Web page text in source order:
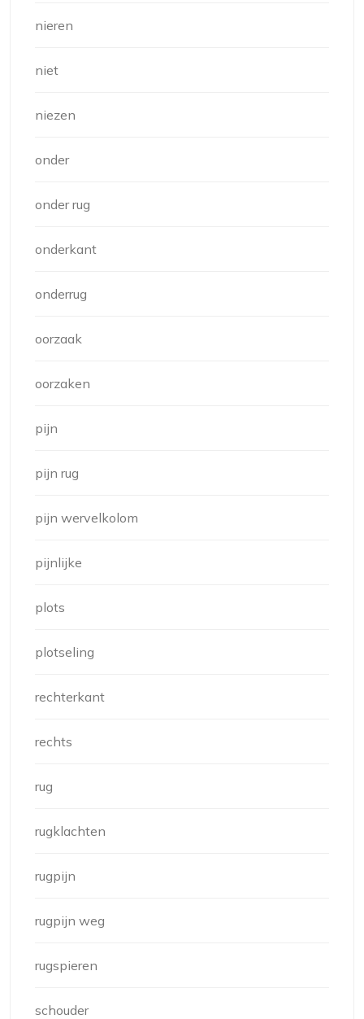
nieren
niet
niezen
onder
onder rug
onderkant
onderrug
oorzaak
oorzaken
pijn
pijn rug
pijn wervelkolom
pijnlijke
plots
plotseling
rechterkant
rechts
rug
rugklachten
rugpijn
rugpijn weg
rugspieren
schouder